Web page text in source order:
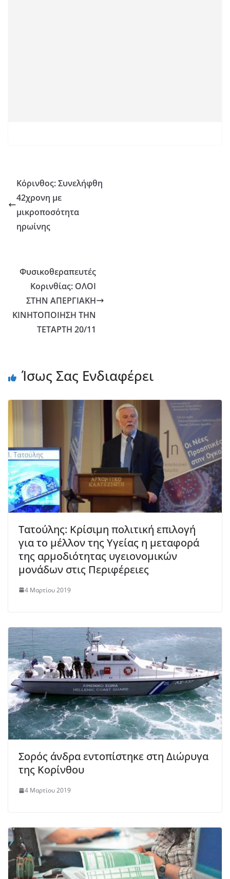
Κόρινθος: Συνελήφθη
42χρονη με
μικροποσότητα
ηρωίνης
Φυσικοθεραπευτές
Κορινθίας: ΟΛΟΙ
ΣΤΗΝ ΑΠΕΡΓΙΑΚΗ
ΚΙΝΗΤΟΠΟΙΗΣΗ ΤΗΝ
ΤΕΤΑΡΤΗ 20/11
Ίσως Σας Ενδιαφέρει
Τατούλης: Κρίσιμη πολιτική επιλογή
για το μέλλον της Υγείας η μεταφορά
της αρμοδιότητας υγειονομικών
μονάδων στις Περιφέρειες
4 Μαρτίου 2019
Σορός άνδρα εντοπίστηκε στη Διώρυγα
της Κορίνθου
4 Μαρτίου 2019